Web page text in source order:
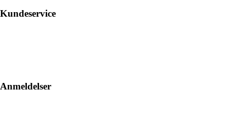
Kundeservice
Anmeldelser